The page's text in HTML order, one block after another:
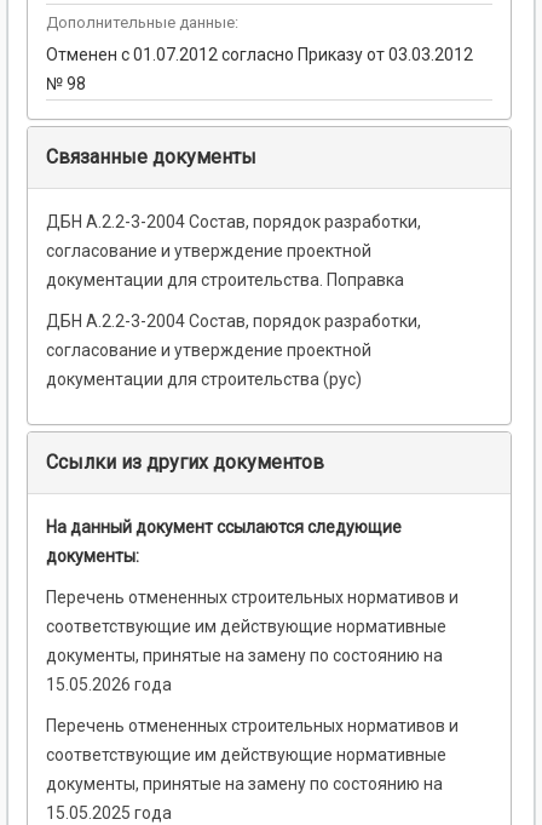
Дополнительные данные:
Отменен с 01.07.2012 согласно Приказу от 03.03.2012
№ 98
Связанные документы
ДБН А.2.2-3-2004 Состав, порядок разработки,
согласование и утверждение проектной
документации для строительства. Поправка
ДБН А.2.2-3-2004 Состав, порядок разработки,
согласование и утверждение проектной
документации для строительства (рус)
Ссылки из других документов
На данный документ ссылаются следующие
документы:
Перечень отмененных строительных нормативов и
соответствующие им действующие нормативные
документы, принятые на замену по состоянию на
15.05.2026 года
Перечень отмененных строительных нормативов и
соответствующие им действующие нормативные
документы, принятые на замену по состоянию на
15.05.2025 года